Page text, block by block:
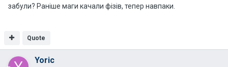
забули? Раніше маги качали фізів, тепер навпаки.
Quote
Yoric